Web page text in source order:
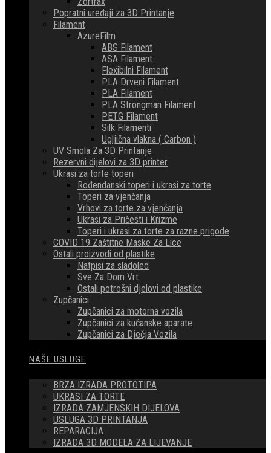
Popratni uređaji za 3D Printanje
Filament
AzureFilm
ABS Filament
ASA Filament
Flexibilni Filament
PLA Drveni Filament
PLA Filament
PLA Strongman Filament
PETG Filament
Silk Filamenti
Ugljična vlakna ( Carbon )
UV Smola Za 3D Printanje
Rezervni dijelovi za 3D printer
Ukrasi za torte toperi
Rođendanski toperi i ukrasi za torte
Toperi za vjenčanja
Vrhovi za torte za vjenčanja
Ukrasi za Pričesti i Krizme
Toperi i ukrasi za torte za razne prigode
COVID 19 Zaštitne Maske Za Lice
Ostali proizvodi od plastike
Natpisi za sladoled
Sve Za Dom Vrt
Ostali potrošni djelovi od plastike
Zupčanici
Zupčanici za motorna vozila
Zupčanici za kućanske aparate
Zupčanici za Dječja Vozila
NAŠE USLUGE
BRZA IZRADA PROTOTIPA
UKRASI ZA TORTE
IZRADA ZAMJENSKIH DIJELOVA
USLUGA 3D PRINTANJA
REPARACIJA
IZRADA 3D MODELA ZA LIJEVANJE